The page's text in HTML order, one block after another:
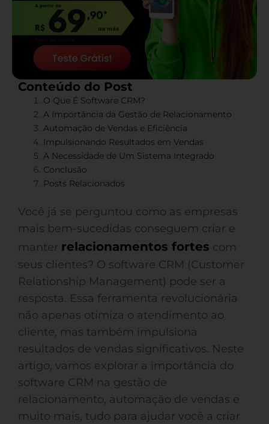
Conteúdo do Post
O Que É Software CRM?
A Importância da Gestão de Relacionamento
Automação de Vendas e Eficiência
Impulsionando Resultados em Vendas
A Necessidade de Um Sistema Integrado
Conclusão
Posts Relacionados
Você já se perguntou como as empresas
mais bem-sucedidas conseguem criar e
manter relacionamentos fortes com
seus clientes? O software CRM (Customer
Relationship Management) pode ser a
resposta. Essa ferramenta revolucionária
não apenas otimiza o atendimento ao
cliente, mas também impulsiona
resultados de vendas significativos. Neste
artigo, vamos explorar a importância do
software CRM na gestão de
relacionamento, automação de vendas e
muito mais, tudo para ajudar você a criar